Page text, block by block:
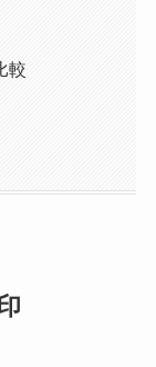
較